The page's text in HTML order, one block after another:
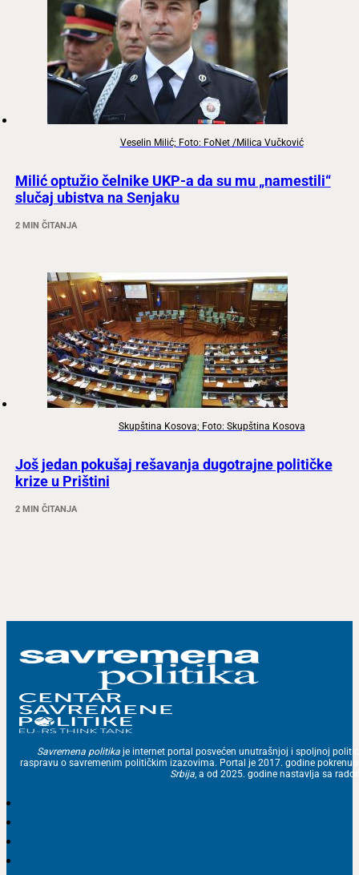
Veselin Milić; Foto: FoNet /Milica Vučković
Milić optužio čelnike UKP-a da su mu „namestili“
slučaj ubistva na Senjaku
2 MIN ČITANJA
Skupština Kosova; Foto: Skupština Kosova
Još jedan pokušaj rešavanja dugotrajne političke
krize u Prištini
2 MIN ČITANJA
Savremena politika je internet portal posvećen unutrašnjoj i spoljnoj
raspravu o savremenim političkim izazovima. Portal je 2017. godine
Srbija, a od 2025. godine nastavlja sa